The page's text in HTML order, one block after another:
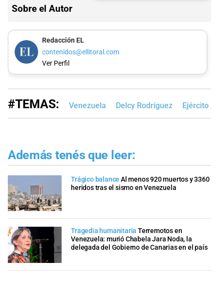
Sobre el Autor
Redacción EL
contenidos@ellitoral.com
Ver Perfil
#TEMAS: Venezuela Delcy Rodríguez Ejército
Además tenés que leer:
Trágico balance Al menos 920 muertos y 3360
heridos tras el sismo en Venezuela
Tragedia humanitaria Terremotos en
Venezuela: murió Chabela Jara Noda, la
delegada del Gobierno de Canarias en el país